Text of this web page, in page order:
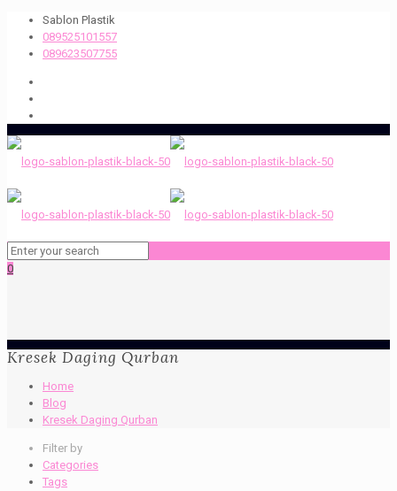
Sablon Plastik
089525101557
089623507755
0
Kresek Daging Qurban
Home
Blog
Kresek Daging Qurban
Filter by
Categories
Tags